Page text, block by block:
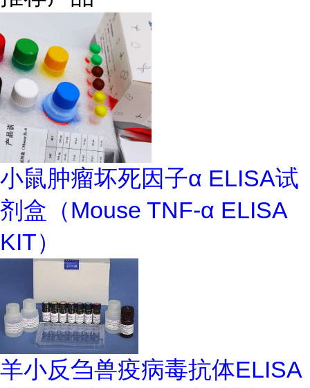
小鼠肿瘤坏死因子α ELISA试
剂盒（Mouse TNF-α ELISA
KIT）
羊小反刍兽疫病毒抗体ELISA